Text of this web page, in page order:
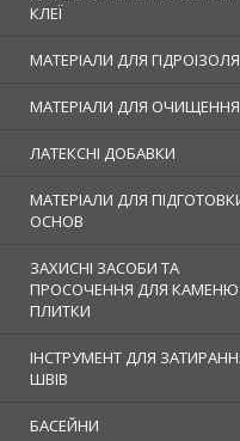
КЛЕЇ
МАТЕРІАЛИ ДЛЯ
МАТЕРІАЛИ ДЛЯ ОЧИЩЕННЯ
ЛАТЕКСНІ ДОБАВКИ
МАТЕРІАЛИ ДЛЯ
ОСНОВ
ЗАХИСНІ ЗАСОБИ ТА
ПРОСОЧЕННЯ ДЛЯ КАМЕНЮ
ПЛИТКИ
ІНСТРУМЕНТ ДЛЯ
ШВІВ
БАСЕЙНИ